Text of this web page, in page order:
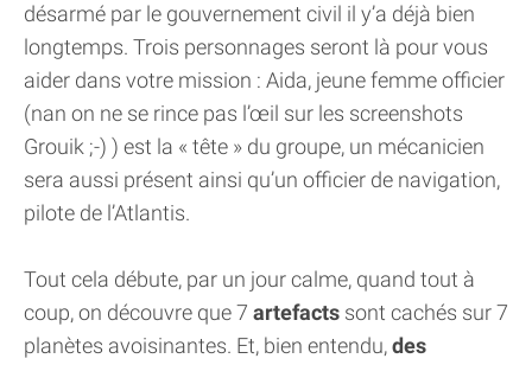
désarmé par le gouvernement civil il y’a déjà bien
longtemps. Trois personnages seront là pour vous
aider dans votre mission : Aida, jeune femme officier
(nan on ne se rince pas l’œil sur les screenshots
Grouik ;-) ) est la « tête » du groupe, un mécanicien
sera aussi présent ainsi qu’un officier de navigation,
pilote de l’Atlantis.
Tout cela débute, par un jour calme, quand tout à
coup, on découvre que 7 artefacts sont cachés sur 7
planètes avoisinantes. Et, bien entendu,des